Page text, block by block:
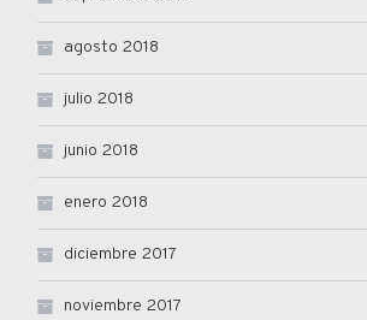
agosto 2018
julio 2018
junio 2018
enero 2018
diciembre 2017
noviembre 2017